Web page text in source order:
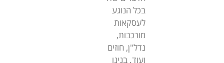
בכל הנוגע
לעסקאות
מורכבות,
נדל"ן, חוזים
ועוד. בנינו